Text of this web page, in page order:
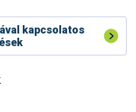
ÉS MONITORING
kapcsolatos